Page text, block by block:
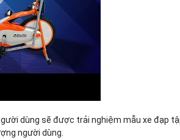
dùng sẽ được trải nghiệm mẫu xe đạp
người dùng.